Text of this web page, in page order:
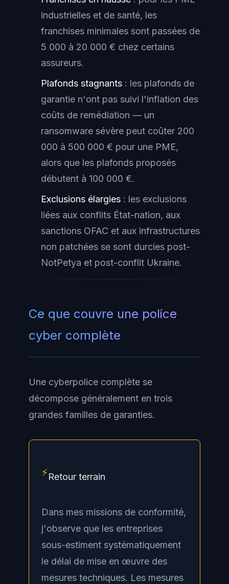
industrielles et de santé, les
franchises minimales sont passées de
5 000 à 20 000 € chez certains
assureurs.
Plafonds stagnants : les plafonds de
garantie n'ont pas suivi l'inflation des
coûts de remédiation — un
ransomware sévère peut coûter 200
000 à 500 000 € pour une PME,
alors que les plafonds proposés
débutent à 100 000 €.
Exclusions élargies : les exclusions
liées aux conflits État-nation, aux
sanctions OFAC et aux infrastructures
non patchées se sont durcies post-
NotPetya et post-conflit Ukraine.
Ce que couvre une police
cyber complète
Une cyberpolice complète se
décompose généralement en trois
grandes familles de garanties.
⚡Retour terrain
Dans mes missions de conformité,
j'observe que les entreprises
sous-estiment systématiquement
le délai de mise en œuvre des
mesures techniques. Les mesures